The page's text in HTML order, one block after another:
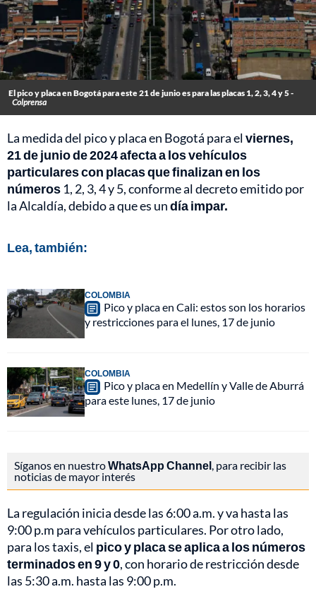
El pico y placa en Bogotá para este 21 de junio es para las placas 1, 2, 3, 4 y 5 -
Colprensa
La medida del pico y placa en Bogotá para elviernes,
21 de juniode 2024 afecta a los vehículos
particulares con placas que finalizan en los
números 1, 2, 3, 4 y 5, conforme al decreto emitido por
la Alcaldía, debido a que es undía impar.
Lea, también:
COLOMBIA
Pico y placa en Cali: estos son los horarios
y restricciones para el lunes, 17 de junio
COLOMBIA
Pico y placa en Medellín y Valle de Aburrá
para este lunes, 17 de junio
Síganos en nuestroWhatsApp Channel, para recibir las
noticias de mayor interés
La regulación inicia desde las 6:00 a.m. y va hasta las
9:00 p.m para vehículos particulares. Por otro lado,
para los taxis, el pico y placa se aplica a los números
terminados en 9 y 0,con horario de restricción desde
las 5:30 a.m. hasta las 9:00 p.m.